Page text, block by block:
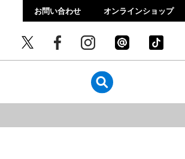
お問い合わせ オンラインショップ